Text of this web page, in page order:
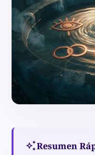
auto_awesomeResumen